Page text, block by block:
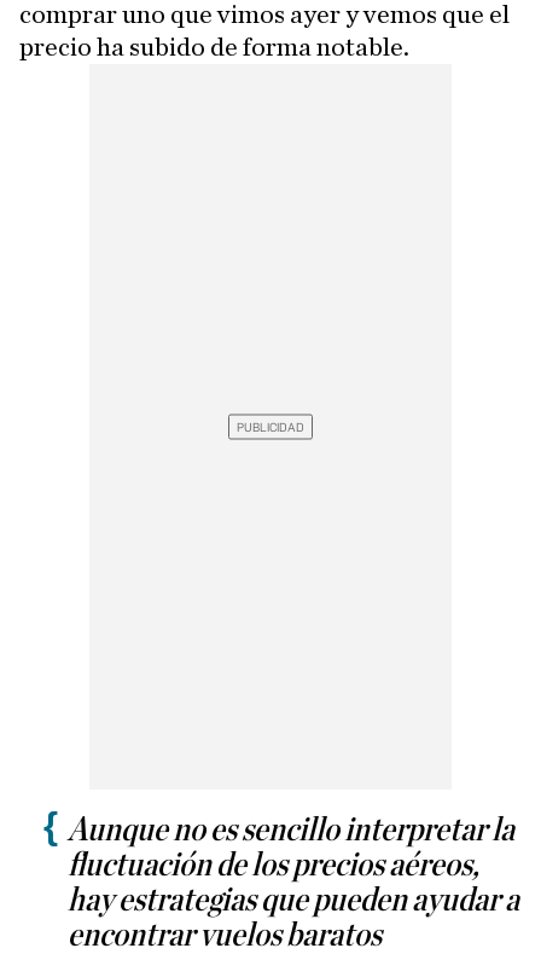
comprar uno que vimos ayer y vemos que el
precio ha subido de forma notable.
Aunque no es sencillo interpretar la
fluctuación de los precios aéreos,
hay estrategias que pueden ayudar a
encontrar vuelos baratos